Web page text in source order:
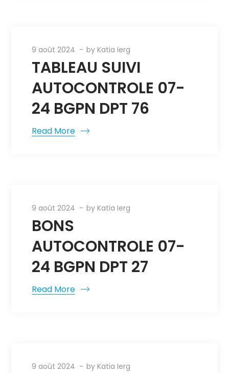
9 août 2024 byKatia Ierg
TABLEAU SUIVI
AUTOCONTROLE 07-
24 BGPN DPT 76
Read More
9 août 2024 byKatia Ierg
BONS
AUTOCONTROLE 07-
24 BGPN DPT 27
Read More
9 août 2024 byKatia Ierg